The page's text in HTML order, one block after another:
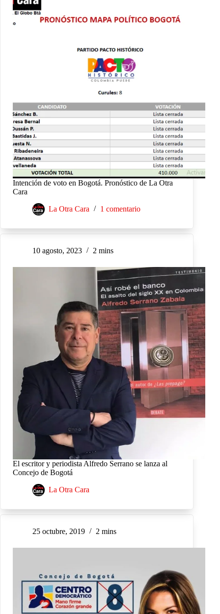
Intención de voto en Bogotá. Pronóstico de La Otra
Cara
La Otra Cara 1 comentario
10 agosto, 2023 2 mins
El escritor y periodista Alfredo Serrano se lanza al
Concejo de Bogotá
La Otra Cara
25 octubre, 2019 2 mins